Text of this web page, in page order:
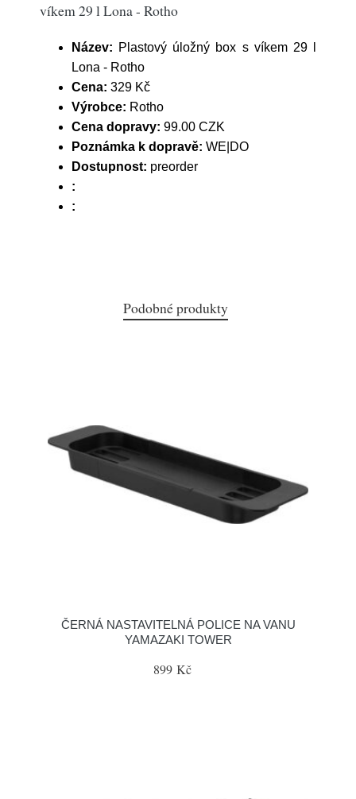
víkem 29 l Lona - Rotho
Název: Plastový úložný box s víkem 29 l
Lona - Rotho
Cena: 329 Kč
Výrobce: Rotho
Cena dopravy: 99.00 CZK
Poznámka k dopravě: WE|DO
Dostupnost: preorder
:
:
Podobné produkty
ČERNÁ NASTAVITELNÁ POLICE NA VANU
YAMAZAKI TOWER
899 Kč